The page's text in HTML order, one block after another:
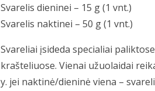
Svarelis dieninei – 15 g (1 vnt.)
Svarelis naktinei – 50 g (1 vnt.)
Svareliai įsideda specialiai
krašteliuose. Vienai užuolaidai
y. jei naktinė/dieninė viena –